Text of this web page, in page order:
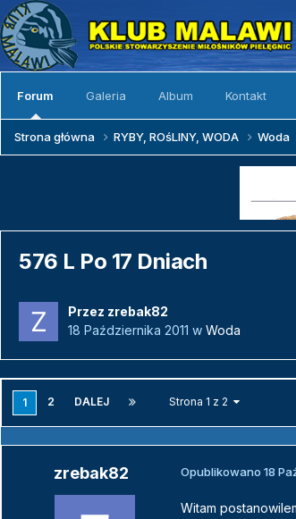
Forum Galeria Album Kontakt
Strona główna RYBY, ROśLINY, WODA Woda
576 L Po 17 Dniach
Przez zrebak82
18 Października 2011 w Woda
1 2 DALEJ Strona 1 z 2
zrebak82 Opublikowano 18
Witam